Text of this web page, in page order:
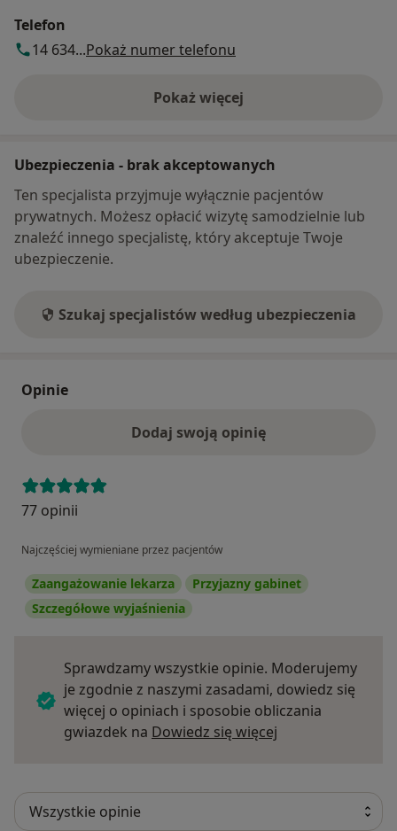
Telefon
14 634...Pokaż numer telefonu
Pokaż więcej
o adresie
Ubezpieczenia - brak akceptowanych
Ten specjalista przyjmuje wyłącznie pacjentów
prywatnych. Możesz opłacić wizytę samodzielnie lub
znaleźć innego specjalistę, który akceptuje Twoje
ubezpieczenie.
Szukaj specjalistów według ubezpieczenia
Opinie
Dodaj swoją opinię
77 opinii
Najczęściej wymieniane przez pacjentów
Zaangażowanie lekarza
Przyjazny gabinet
Szczegółowe wyjaśnienia
Sprawdzamy wszystkie opinie. Moderujemy
je zgodnie z naszymi zasadami, dowiedz się
więcej o opiniach i sposobie obliczania
gwiazdek na Dowiedz się więcej